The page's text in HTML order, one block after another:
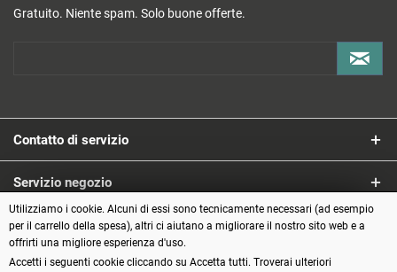
Gratuito. Niente spam. Solo buone offerte.
Contatto di servizio
Servizio negozio
Informazioni
Metodi di pagamento
Utilizziamo i cookie. Alcuni di essi sono tecnicamente necessari (ad esempio
per il carrello della spesa), altri ci aiutano a migliorare il nostro sito web e a
offrirti una migliore esperienza d'uso.
Accetti i seguenti cookie cliccando su Accetta tutti. Troverai ulteriori